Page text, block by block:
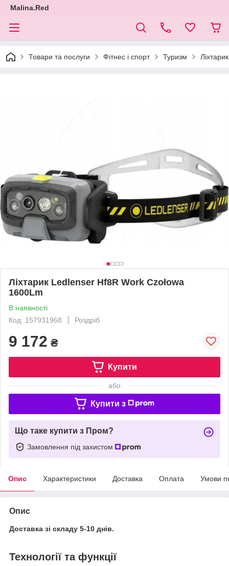
Malina.Red
Товари та послуги Фітнес і спорт Туризм
Ліхтарик Ledlenser Hf8R Work Czołowa
1600Lm
В наявності
Код: 157931968
Роздріб
9 172 ₴
Купити
або
Купити з
Що таке купити з Пром?
Замовлення під захистом
Опис Характеристики Доставка Оплата Умови
Опис
Доставка зі складу 5-10 днів.
Технології та функції